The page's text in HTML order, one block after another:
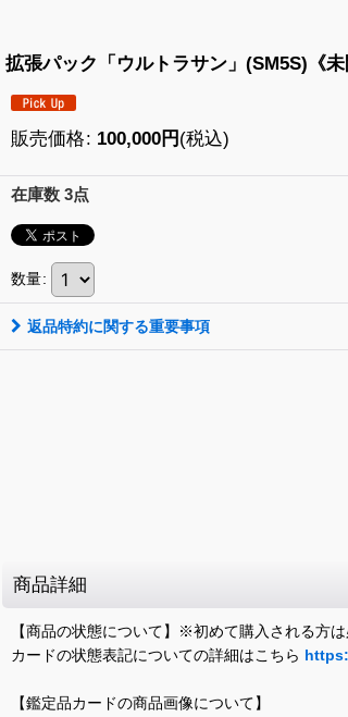
拡張パック「ウルトラサン」(SM5S)《未
販売価格: 100,000円 (税込)
在庫数 3点
数量:
返品特約に関する重要事項
商品詳細
【商品の状態について】※初めて購入される方は
カードの状態表記についての詳細はこちら
【鑑定品カードの商品画像について】